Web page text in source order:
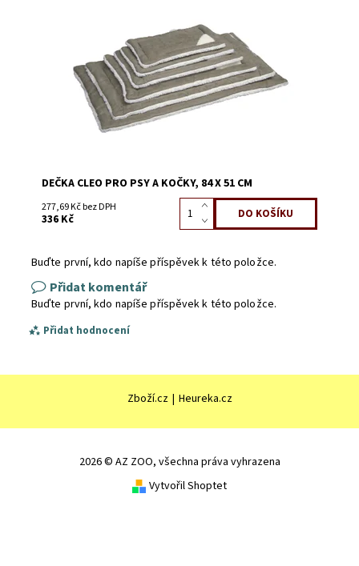
56678
DEČKA CLEO PRO PSY A KOČKY, 84 X 51 CM
277,69 Kč bez DPH
336 Kč
Buďte první, kdo napíše příspěvek k této položce.
Přidat komentář
Buďte první, kdo napíše příspěvek k této položce.
Přidat hodnocení
Zboží.cz | Heureka.cz
2026 © AZ ZOO, všechna práva vyhrazena
Vytvořil Shoptet